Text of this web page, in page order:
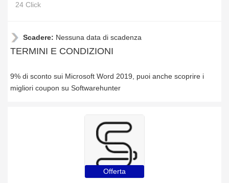
24 Click
Scadere: Nessuna data di scadenza
TERMINI E CONDIZIONI
9% di sconto sui Microsoft Word 2019, puoi anche scoprire i
migliori coupon su Softwarehunter
Offerta